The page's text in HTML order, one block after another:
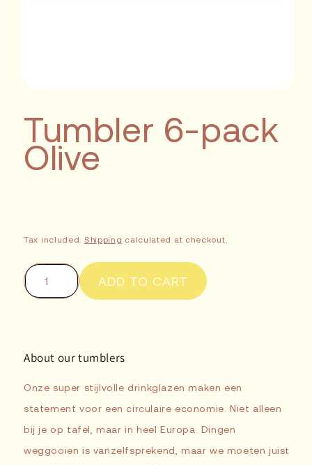
Tumbler 6-pack
Olive
Tax included. Shipping calculated at checkout.
ADD TO CART
About our tumblers
Onze super stijlvolle drinkglazen maken een
statement voor een circulaire economie. Niet alleen
bij je op tafel, maar in heel Europa. Dingen
weggooien is vanzelfsprekend, maar we moeten juist